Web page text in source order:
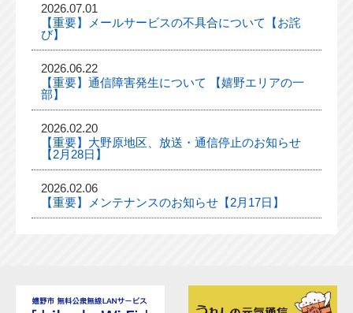
2026.07.01
【重要】メールサービスの不具合について【お詫
び】
2026.06.22
【重要】通信障害発生について 【嬉野エリアの一
部】
2026.02.20
【重要】大野原地区、放送・通信停止のお知らせ
【2月28日】
2026.02.06
【重要】メンテナンスのお知らせ【2月17日】